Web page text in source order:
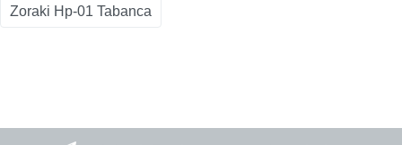
Zoraki Hp-01 Tabanca